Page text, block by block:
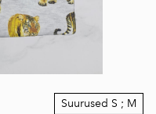
Suurused S ; M